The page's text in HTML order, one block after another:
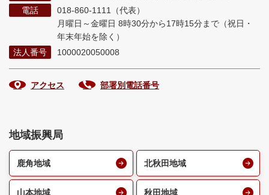
電話
018-860-1111（代表）
月曜日～金曜日 8時30分から17時15分まで （祝日・
年末年始を除く）
法人番号
1000020050008
アクセス 部署別電話番号
地域振興局
鹿角地域 北秋田地域
山本地域 秋田地域